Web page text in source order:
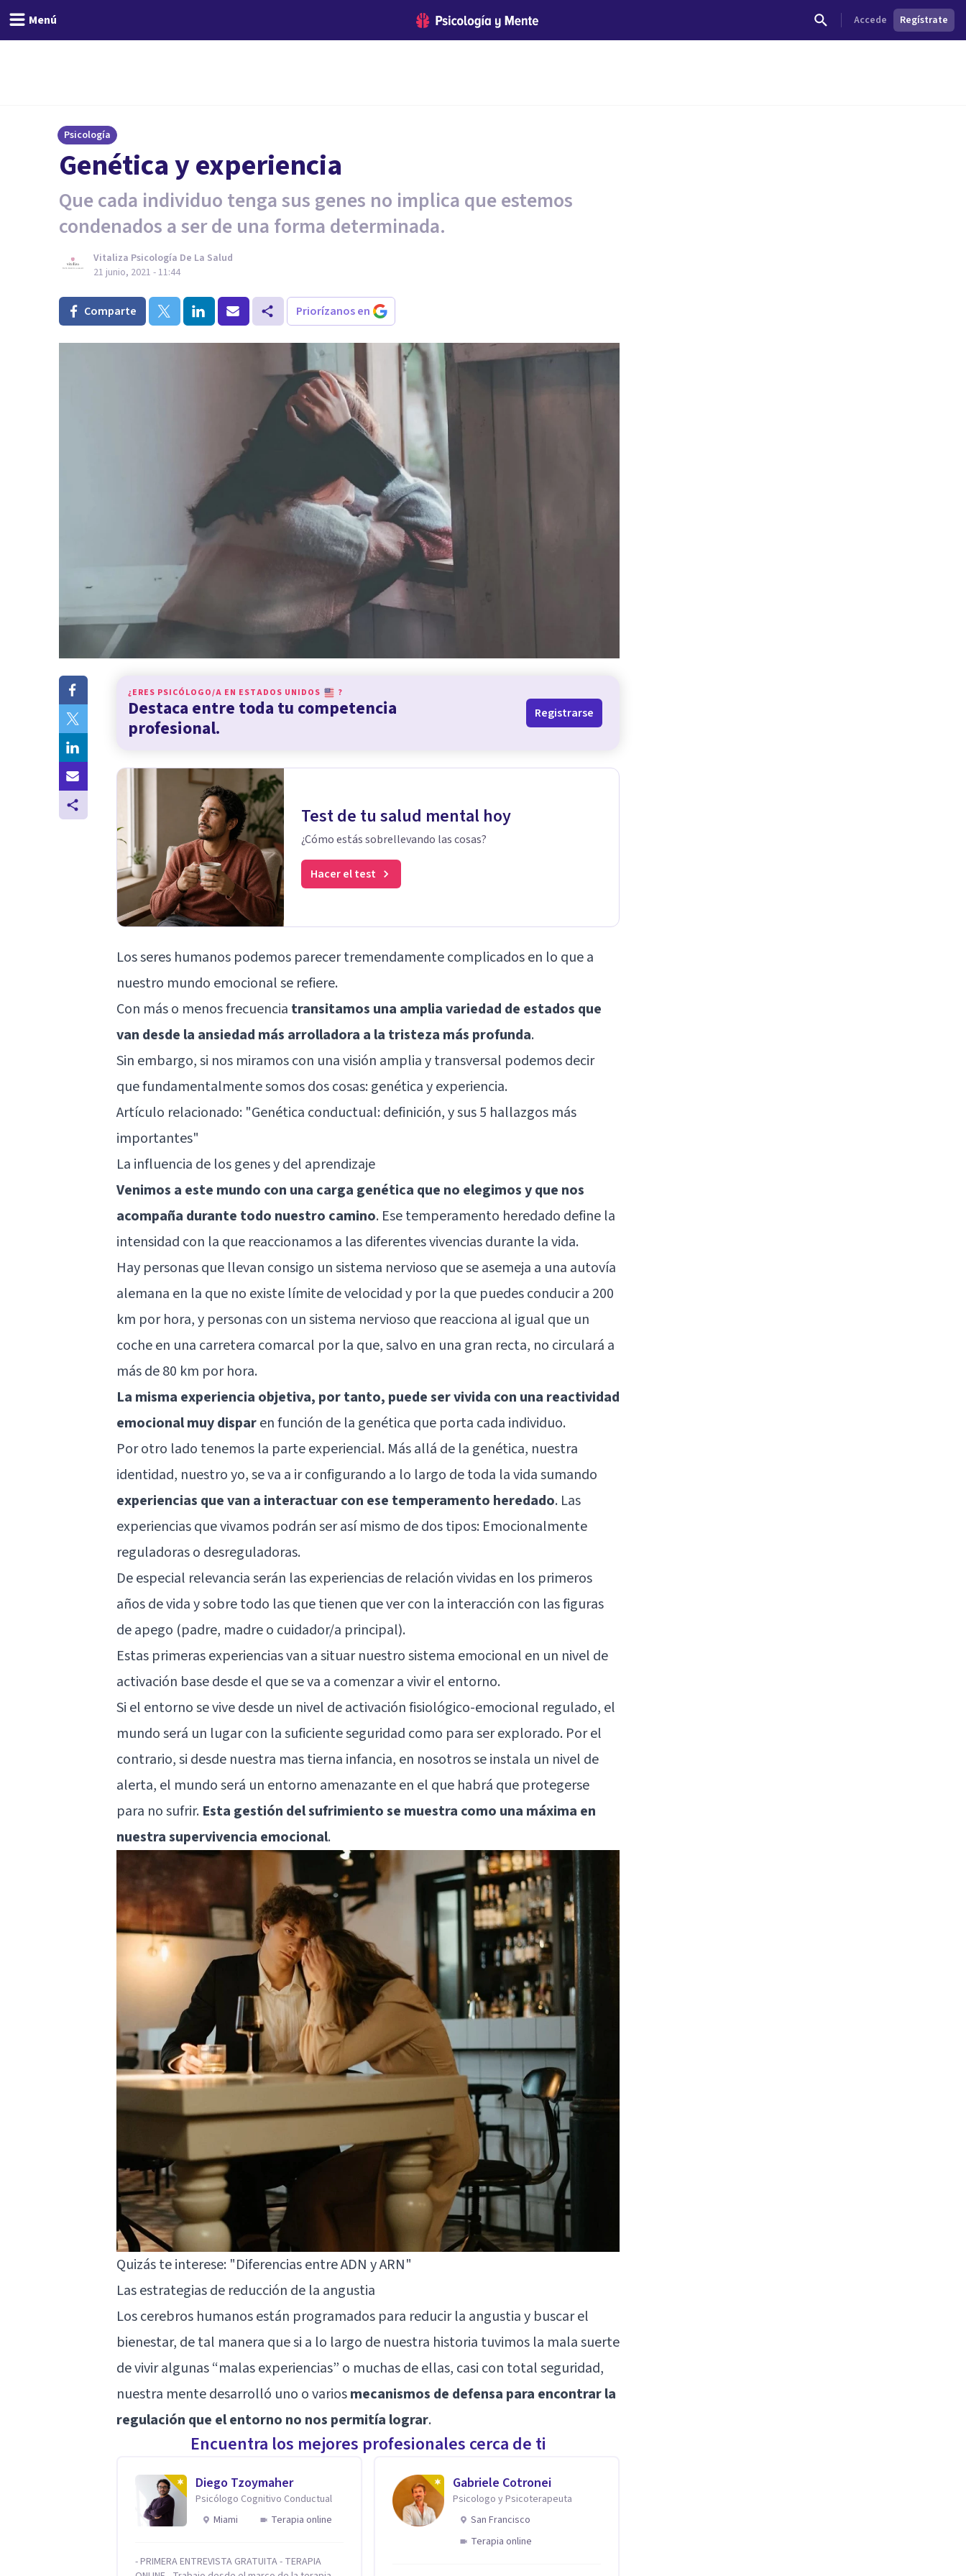
Menú Accede Regístrate
Psicología
Genética y experiencia
Que cada individuo tenga sus genes no implica que estemos
condenados a ser de una forma determinada.
Vitaliza Psicología De La Salud
21 junio, 2021 - 11:44
Comparte Priorízanos en
¿ERES PSICÓLOGO/A EN ESTADOS UNIDOS ?
Destaca entre toda tu competencia
profesional.
Registrarse
Test de tu salud mental hoy
¿Cómo estás sobrellevando las cosas?
Hacer el test
Los seres humanos podemos parecer tremendamente complicados en lo que a
nuestro mundo emocional se refiere.
Con más o menos frecuencia transitamos una amplia variedad de estados que
van desde la ansiedad más arrolladora a la tristeza más profunda.
Sin embargo, si nos miramos con una visión amplia y transversal podemos decir
que fundamentalmente somos dos cosas: genética y experiencia.
Artículo relacionado: "Genética conductual: definición, y sus 5 hallazgos más
importantes"
La influencia de los genes y del aprendizaje
Venimos a este mundo con una carga genética que no elegimos y que nos
acompaña durante todo nuestro camino. Ese temperamento heredado define la
intensidad con la que reaccionamos a las diferentes vivencias durante la vida.
Hay personas que llevan consigo un sistema nervioso que se asemeja a una autovía
alemana en la que no existe límite de velocidad y por la que puedes conducir a 200
km por hora, y personas con un sistema nervioso que reacciona al igual que un
coche en una carretera comarcal por la que, salvo en una gran recta, no circulará a
más de 80 km por hora.
La misma experiencia objetiva, por tanto, puede ser vivida con una reactividad
emocional muy disparen función de la genética que porta cada individuo.
Por otro lado tenemos la parte experiencial. Más allá de la genética, nuestra
identidad, nuestro yo, se va a ir configurando a lo largo de toda la vida sumando
experiencias que van a interactuar con ese temperamento heredado. Las
experiencias que vivamos podrán ser así mismo de dos tipos: Emocionalmente
reguladoras o desreguladoras.
De especial relevancia serán las experiencias de relación vividas en los primeros
años de vida y sobre todo las que tienen que ver con la interacción con las figuras
de apego (padre, madre o cuidador/a principal).
Estas primeras experiencias van a situar nuestro sistema emocional en un nivel de
activación base desde el que se va a comenzar a vivir el entorno.
Si el entorno se vive desde un nivel de activación fisiológico-emocional regulado, el
mundo será un lugar con la suficiente seguridad como para ser explorado. Por el
contrario, si desde nuestra mas tierna infancia, en nosotros se instala un nivel de
alerta, el mundo será un entorno amenazante en el que habrá que protegerse
para no sufrir. Esta gestión del sufrimiento se muestra como una máxima en
nuestra supervivencia emocional.
Quizás te interese: "Diferencias entre ADN y ARN"
Las estrategias de reducción de la angustia
Los cerebros humanos están programados para reducir la angustia y buscar el
bienestar, de tal manera que si a lo largo de nuestra historia tuvimos la mala suerte
de vivir algunas “malas experiencias” o muchas de ellas, casi con total seguridad,
nuestra mente desarrolló uno o variosmecanismos de defensa para encontrar la
regulación que el entorno no nos permitía lograr.
Encuentra los mejores profesionales cerca de ti
Diego Tzoymaher
Psicólogo Cognitivo Conductual
Miami
Terapia online
- PRIMERA ENTREVISTA GRATUITA - TERAPIA
Gabriele Cotronei
Psicologo y Psicoterapeuta
San Francisco
Terapia online